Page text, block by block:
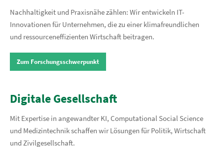
Nachhaltigkeit und Praxisnähe zählen: Wir entwickeln IT-
Innovationen für Unternehmen, die zu einer klimafreundlichen
und ressourceneffizienten Wirtschaft beitragen.
Zum Forschungsschwerpunkt
Digitale Gesellschaft
Mit Expertise in angewandter KI, Computational Social Science
und Medizintechnik schaffen wir Lösungen für Politik, Wirtschaft
und Zivilgesellschaft.